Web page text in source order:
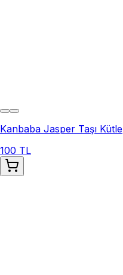
Kanbaba Jasper Taşı Kütle
100 TL